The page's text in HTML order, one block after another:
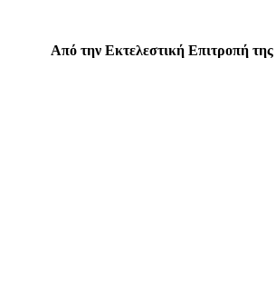
Από την Εκτελεστική Επιτροπή